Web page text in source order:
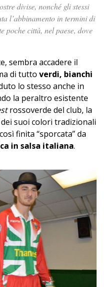
divise, nonché gli stessi
l’abbinamento in termini di
poche città, nel paese, dove
sembra accadere il
di tutto verdi, bianchi
lo stesso anche in
la peraltro esistente
rossoverde del club, la
dei suoi colori tradizionali
finita “sporcata” da
in salsa italiana.